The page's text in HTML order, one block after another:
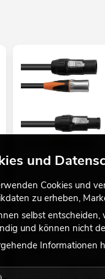
Con/3 Pin XLR 5m
der Artikel ist baugleich,
Bestand reicht ca. 10 Wo.
69,90€
und
Cookies und
zu erheben,
selbst
und können nicht
Informationen